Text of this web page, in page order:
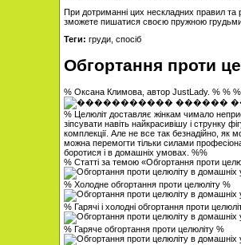
При дотриманні цих нескладних правил та
зможете пишатися своєю пружною
Теги: груди, спосіб
Обгортання проти
% Оксана Климова, автор JustLady. % % %
% Целюліт доставляє жінкам чимало
зіпсувати навіть найкрасивішу і струнку
комплекції. Але не все так безнадійно,
можна перемогти тільки силами
боротися і в домашніх умовах. %%
% Статті за темою «Обгортання проти
% Холодне обгортання проти целюліту %
% Гарячі і холодні обгортання проти
% Гаряче обгортання проти целюліту %